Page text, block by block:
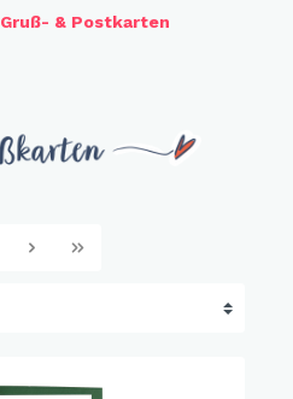
Gruß- & Postkarten